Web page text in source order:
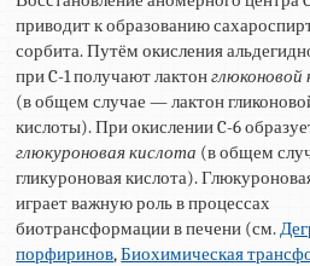
приводит к образованию
сорбита. Путём окисления
при C-1 получают лактон
(в общем случае — лактон
кислоты). При окислении C-6
глюкуроновая кислота (в общем
гликуроновая кислота).
играет важную роль в процессах
биотрансформации в печени (см.
порфиринов,Биохимическая